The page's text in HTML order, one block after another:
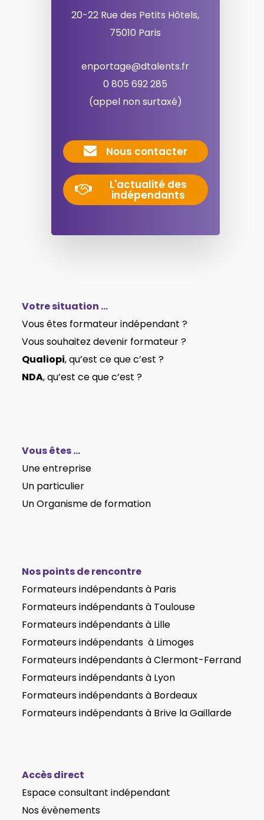
20-22 Rue des Petits Hôtels,
75010 Paris
enportage@dtalents.fr
0 805 692 285
(appel non surtaxé)
Nous contacter
L'actualité des
indépendants
Votre situation …
Vous êtes formateur indépendant ?
Vous souhaitez devenir formateur ?
Qualiopi, qu’est ce que c’est ?
NDA, qu’est ce que c’est ?
Vous êtes …
Une entreprise
Un particulier
Un Organisme de formation
Nos points de rencontre
Formateurs indépendants à Paris
Formateurs indépendantsà Toulouse
Formateurs indépendantsà Lille
Formateurs indépendants à Limoges
Formateurs indépendantsà Clermont-Ferrand
Formateurs indépendantsà Lyon
Formateurs indépendantsà Bordeaux
Formateurs indépendantsà Brive la Gaillarde
Accès direct
Espace consultant indépendant
Nos évènements